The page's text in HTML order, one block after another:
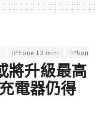
iPhone 13 mini iPhone
將升級最高
電器仍得